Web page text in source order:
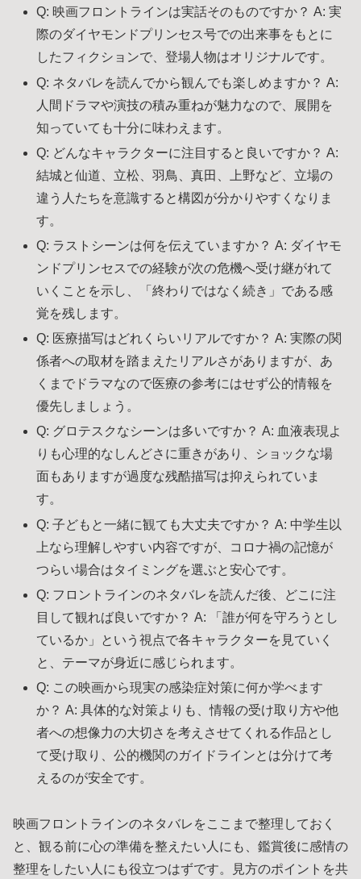
Q: 映画フロントラインは実話そのものですか？ A: 実
際のダイヤモンドプリンセス号での出来事をもとに
したフィクションで、登場人物はオリジナルです。
Q: ネタバレを読んでから観んでも楽しめますか？ A:
人間ドラマや演技の積み重ねが魅力なので、展開を
知っていても十分に味わえます。
Q: どんなキャラクターに注目すると良いですか？ A:
結城と仙道、立松、羽鳥、真田、上野など、立場の
違う人たちを意識すると構図が分かりやすくなりま
す。
Q: ラストシーンは何を伝えていますか？ A: ダイヤモ
ンドプリンセスでの経験が次の危機へ受け継がれて
いくことを示し、「終わりではなく続き」である感
覚を残します。
Q: 医療描写はどれくらいリアルですか？ A: 実際の関
係者への取材を踏まえたリアルさがありますが、あ
くまでドラマなので医療の参考にはせず公的情報を
優先しましょう。
Q: グロテスクなシーンは多いですか？ A: 血液表現よ
りも心理的なしんどさに重きがあり、ショックな場
面もありますが過度な残酷描写は抑えられていま
す。
Q: 子どもと一緒に観ても大丈夫ですか？ A: 中学生以
上なら理解しやすい内容ですが、コロナ禍の記憶が
つらい場合はタイミングを選ぶと安心です。
Q: フロントラインのネタバレを読んだ後、どこに注
目して観れば良いですか？ A: 「誰が何を守ろうとし
ているか」という視点で各キャラクターを見ていく
と、テーマが身近に感じられます。
Q: この映画から現実の感染症対策に何か学べます
か？ A: 具体的な対策よりも、情報の受け取り方や他
者への想像力の大切さを考えさせてくれる作品とし
て受け取り、公的機関のガイドラインとは分けて考
えるのが安全です。
映画フロントラインのネタバレをここまで整理しておく
と、観る前に心の準備を整えたい人にも、鑑賞後に感情の
整理をしたい人にも役立つはずです。見方のポイントを共